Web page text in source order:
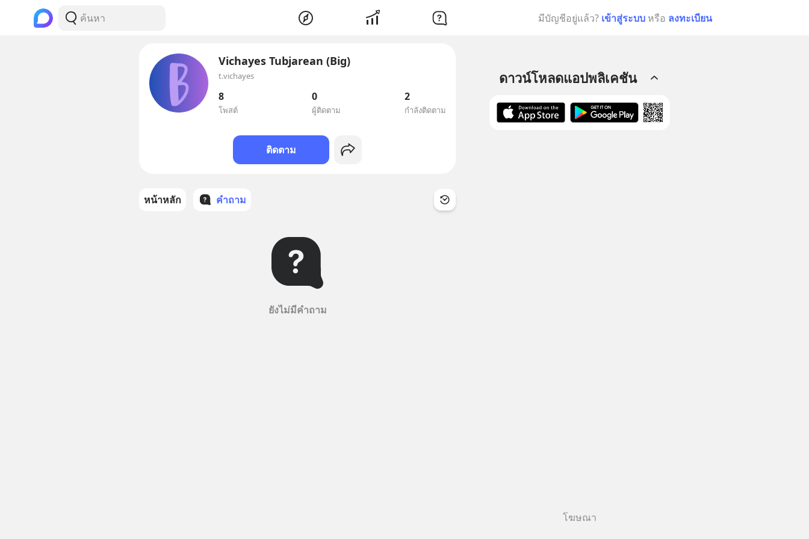
มีบัญชีอยู่แล้ว? เข้าสู่ระบบ หรือ ลงทะเบียน
Vichayes Tubjarean (Big)
t.vichayes
8
โพสต์
0
ผู้ติดตาม
2
กำลังติดตาม
ติดตาม
หน้าหลัก คำถาม
ยังไม่มีคำถาม
ดาวน์โหลดแอปพลิเคชัน
โฆษณา